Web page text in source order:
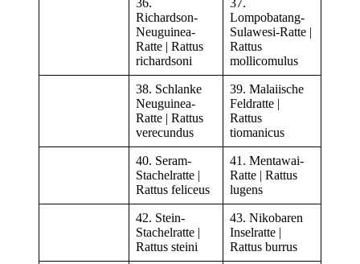
36.
Richardson-
Neuguinea-
Ratte | Rattus
richardsoni
37.
Lompobatang-
Sulawesi-Ratte |
Rattus
mollicomulus
38. Schlanke
Neuguinea-
Ratte | Rattus
verecundus
39. Malaiische
Feldratte |
Rattus
tiomanicus
40. Seram-
Stachelratte |
Rattus feliceus
41. Mentawai-
Ratte | Rattus
lugens
42. Stein-
Stachelratte |
Rattus steini
43. Nikobaren
Inselratte |
Rattus burrus